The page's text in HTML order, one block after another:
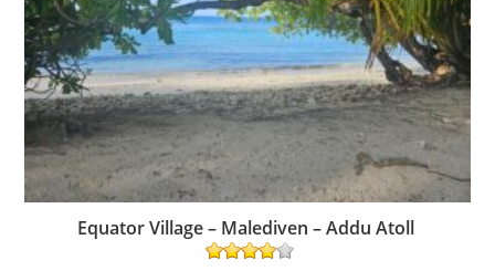
Equator Village – Malediven – Addu Atoll